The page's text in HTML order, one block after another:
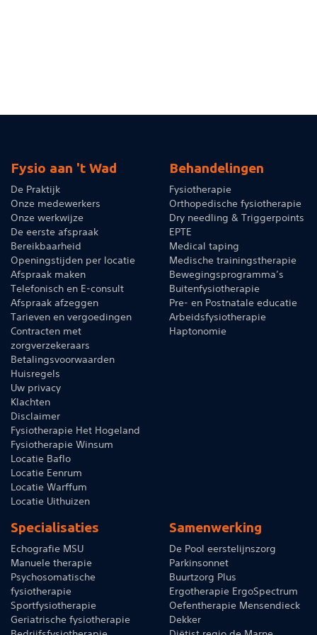
Fysio aan 't Wad
De Praktijk
Onze medewerkers
Onze werkwijze
De eerste afspraak
Bereikbaarheid
Openingstijden per locatie
Afspraak maken
Telefonisch en E-consult
Afspraak afzeggen
Tarieven en vergoedingen
Contracten met
zorgverzekeraars
Betalingsvoorwaarden
Huisregels
Uw privacy
Klachten
Disclaimer
Fysiotherapie Het Hogeland
Fysiotherapie Winsum
Locatie Baflo
Locatie Eenrum
Locatie Warffum
Locatie Uithuizen
Behandelingen
Fysiotherapie
Orthopedische fysiotherapie
Dry needling & Triggerpoints
EPTE
Medical taping
Medische trainingstherapie
Bewegingsprogramma’s
Buitenfysiotherapie
Pre- en Postnatale educatie
Arbeidsfysiotherapie
Haptonomie
Specialisaties
Echografie MSU
Manuele therapie
Psychosomatische
fysiotherapie
Sportfysiotherapie
Geriatrische fysiotherapie
Samenwerking
De Pool eerstelijnszorg
Parkinsonnet
Buurtzorg Plus
Ergotherapie ErgoSpectrum
Oefentherapie Mensendieck
Dekker